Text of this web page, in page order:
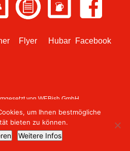
Flyer Hubar Facebook
von WEBish GmbH
um Ihnen bestmögliche
bieten zu können.
Weitere Infos